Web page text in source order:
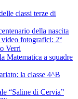
classi terze di
della nascita
fotografici: 2°
Verri
Matematica a squadre
la classe 4^B
“Saline di Cervia”